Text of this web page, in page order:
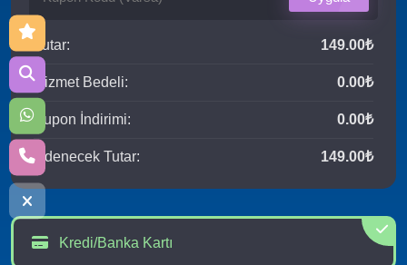
Tutar: 149.00₺
Hizmet Bedeli: 0.00₺
Kupon İndirimi: 0.00₺
Ödenecek Tutar: 149.00₺
Kredi/Banka Kartı